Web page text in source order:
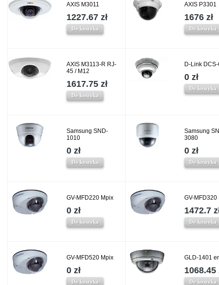
AXIS M3011
1227.67 zł
Do koszyka
AXIS P3301
1676 zł
Do koszyka
AXIS M3113-R RJ-
45 / M12
1617.75 zł
Do koszyka
D-Link
0 zł
Do koszyka
Samsung SND-
1010
0 zł
Do koszyka
Samsung
3080
0 zł
Do koszyka
GV-MFD220 Mpix
0 zł
Do koszyka
GV-MFD320
1472.7
Do koszyka
GV-MFD520 Mpix
0 zł
Do koszyka
GLD-1401
1068.45
Do koszyka